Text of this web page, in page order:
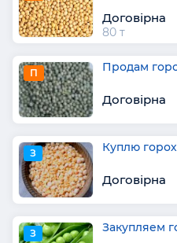
Договірна
80 т
П Продам
Договірна
З Куплю горох
Договірна
З Закупляем